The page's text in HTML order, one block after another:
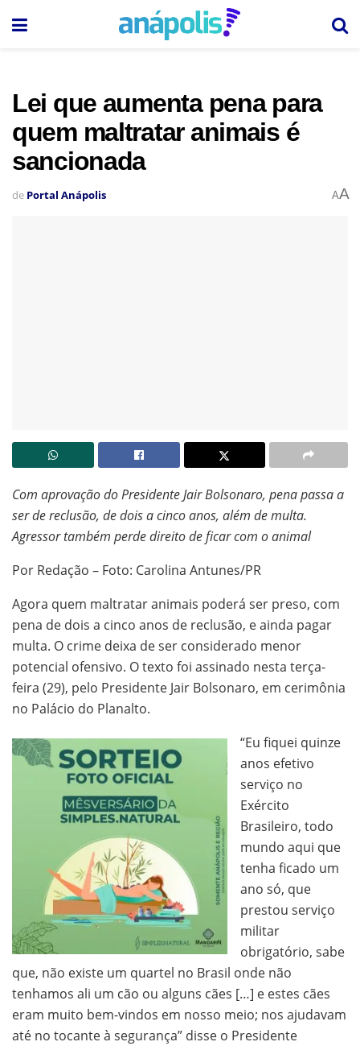
Lei que aumenta pena para
quem maltratar animais é
sancionada
de Portal Anápolis AA
Com aprovação do Presidente Jair Bolsonaro, pena passa a
ser de reclusão, de dois a cinco anos, além de multa.
Agressor também perde direito de ficar com o animal
Por Redação – Foto: Carolina Antunes/PR
Agora quem maltratar animais poderá ser preso, com
pena de dois a cinco anos de reclusão, e ainda pagar
multa. O crime deixa de ser considerado menor
potencial ofensivo. O texto foi assinado nesta terça-
feira (29), pelo Presidente Jair Bolsonaro, em cerimônia
no Palácio do Planalto.
“Eu fiquei quinze
anos efetivo
serviço no
Exército
Brasileiro, todo
mundo aqui que
tenha ficado um
ano só, que
prestou serviço
militar
obrigatório, sabe
que, não existe um quartel no Brasil onde não
tenhamos ali um cão ou alguns cães […] e estes cães
eram muito bem-vindos em nosso meio; nos ajudavam
até no tocante à segurança” disse o Presidente